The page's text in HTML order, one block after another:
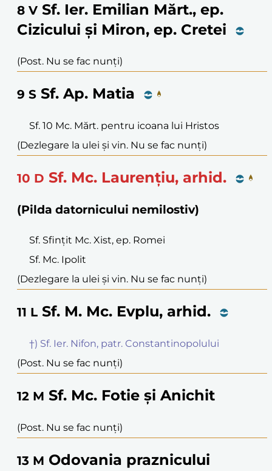
8 V Sf. Ier. Emilian Mărt., ep.
Cizicului și Miron, ep. Cretei
(Post. Nu se fac nunți)
9 S Sf. Ap. Matia
Sf. 10 Mc. Mărt. pentru icoana lui Hristos
(Dezlegare la ulei și vin. Nu se fac nunți)
10 D Sf. Mc. Laurențiu, arhid.
(Pilda datornicului nemilostiv)
Sf. Sfințit Mc. Xist, ep. Romei
Sf. Mc. Ipolit
(Dezlegare la ulei și vin. Nu se fac nunți)
11 L Sf. M. Mc. Evplu, arhid.
†) Sf. Ier. Nifon, patr. Constantinopolului
(Post. Nu se fac nunți)
12 M Sf. Mc. Fotie și Anichit
(Post. Nu se fac nunți)
13 M Odovania praznicului